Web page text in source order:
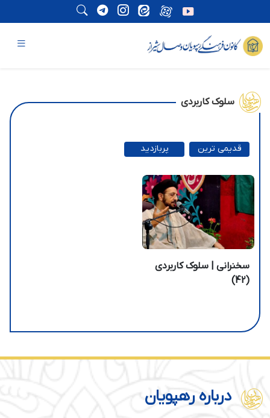
سلوک کاربردی
پربازدید
قدیمی ترین
سخنرانی | سلوک کاربردی
(42)
درباره رهپویان